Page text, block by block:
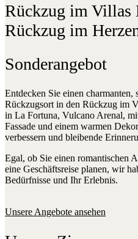
Rückzug im Villas
Rückzug im
Sonderangebot
Entdecken Sie einen charmanten,
Rückzugsort in den Rückzug im
in La Fortuna, Vulcano Arenal,
Fassade und einem warmen
verbessern und bleibende
Egal, ob Sie einen romantischen
eine Geschäftsreise planen, wir
Bedürfnisse und Ihr Erlebnis.
Unsere Angebote ansehen